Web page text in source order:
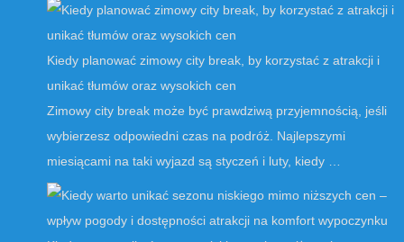
Kiedy planować zimowy city break, by korzystać z atrakcji i
unikać tłumów oraz wysokich cen
Zimowy city break może być prawdziwą przyjemnością, jeśli
wybierzesz odpowiedni czas na podróż. Najlepszymi
miesiącami na taki wyjazd są styczeń i luty, kiedy …